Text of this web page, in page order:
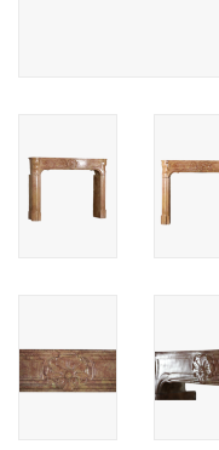
AI-Ready Database
Login